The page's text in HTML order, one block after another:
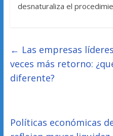
desnaturaliza el
← Las empresas
veces más retorno:
diferente?
Políticas económicas